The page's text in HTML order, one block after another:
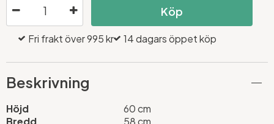
Köp
Fri frakt över 995 kr 14 dagars öppet köp
Beskrivning
Höjd
60 cm